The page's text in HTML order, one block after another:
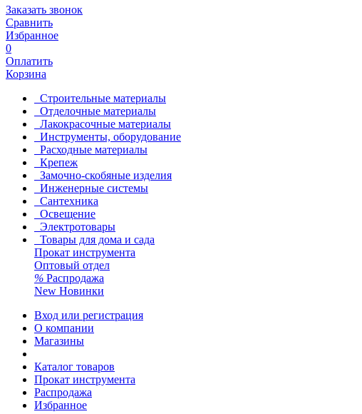
Заказать звонок
Сравнить
Избранное
0
Оплатить
Корзина
Строительные материалы
Отделочные материалы
Лакокрасочные материалы
Инструменты, оборудование
Расходные материалы
Крепеж
Замочно-скобяные изделия
Инженерные системы
Сантехника
Освещение
Электротовары
Товары для дома и сада
Прокат инструмента
Оптовый отдел
% Распродажа
New Новинки
Вход или регистрация
О компании
Магазины
Каталог товаров
Прокат инструмента
Распродажа
Избранное